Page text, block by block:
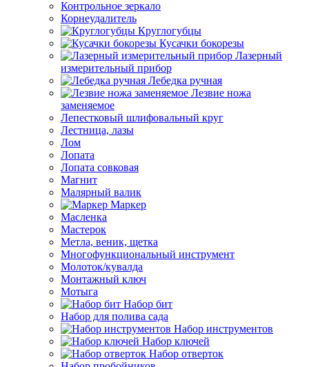
Контрольное зеркало
Корнеудалитель
Круглогубцы
Кусачки бокорезы
Лазерный
измерительный прибор
Лебедка ручная
Лезвие ножа
заменяемое
Лепестковый шлифовальный круг
Лестница, лазы
Лом
Лопата
Лопата совковая
Магнит
Малярный валик
Маркер
Масленка
Мастерок
Метла, веник, щетка
Многофункциональный инструмент
Молоток/кувалда
Монтажный ключ
Мотыга
Набор бит
Набор для полива сада
Набор инструментов
Набор ключей
Набор отверток